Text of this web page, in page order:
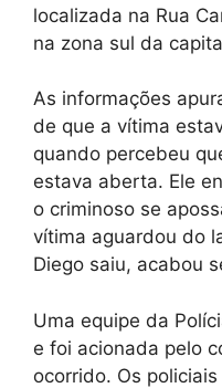
localizada na Rua
na zona sul da
As informações
de que a vítima
quando percebeu
estava aberta. Ele
o criminoso se
vítima aguardou do
Diego saiu, acabou
Uma equipe da
e foi acionada pelo
ocorrido. Os